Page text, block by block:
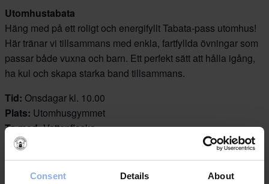
Consent Details About
Utomhustabata
Häng med på ett roligt och energifyllt Tabata-pass utomhus!
Här tränar vi tillsammans med enkla, fartfyllda övningar som
passar både vuxna och barn. Ett perfekt sätt att hålla igång,
ha kul och skapa starka band tillsammans.
Tid: Onsdagar kl. 10.00
Plats: Utomhusgymmet
Ta med:Vattenflaska
Passar för:
Vuxna och barn som vill träna tillsammans